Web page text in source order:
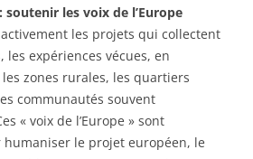
soutenir les voix de l’Europe
les projets qui collectent
les expériences vécues, en
zones rurales, les quartiers
communautés souvent
« voix de l’Europe » sont
humaniser le projet européen, le